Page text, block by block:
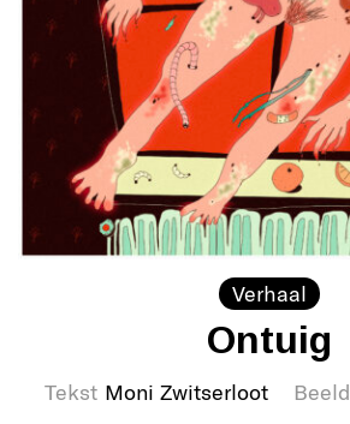
Verhaal
Ontuig
Tekst Moni Zwitserloot Beeld